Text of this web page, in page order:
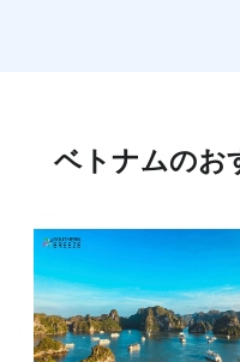
ベトナムのお